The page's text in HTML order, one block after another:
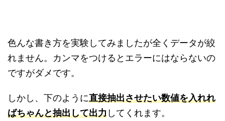
色んな書き方を実験してみましたが全くデータが絞
れません。カンマをつけるとエラーにはならないの
ですがダメです。
しかし、下のように直接抽出させたい数値を入れれ
ばちゃんと抽出して出力してくれます。